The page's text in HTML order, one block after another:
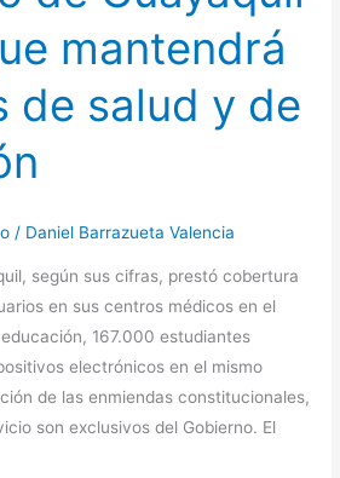
mantendrá
de salud y de
/ Daniel Barrazueta Valencia
según sus cifras, prestó cobertura
en sus centros médicos en el
167.000 estudiantes
electrónicos en el mismo
de las enmiendas constitucionales,
son exclusivos del Gobierno. El